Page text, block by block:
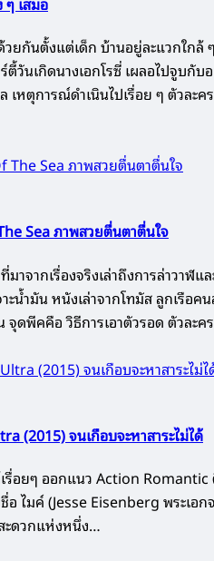
วยกันตั้งแต่เด็ก บ้านอยู่ละแวก
วันเกิดนางเอกโรซี่ เผลอไปจูบ
เหตุการณ์ดำเนินไปเรื่อย ๆ ตัวล
Sea ภาพสวยตื่นตาตื่นใจ
ากเรื่องจริงเล่าถึงการล่าวาฬแ
าะน้ำมัน หนังเล่าจากโทมัส ลูกเ
ดพีคคือ วิธีการเอาตัวรอด ตัวล
(2015) จนเกือบจะหาสาระไม่ได้
รื่อยๆ ออกแนว Action
ชื่อ ไมค์ (Jesse Eisenberg พร
ะดวกแห่งหนึ่ง…